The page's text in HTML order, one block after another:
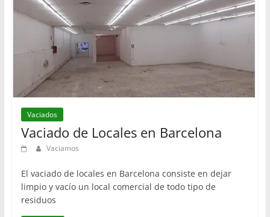
Vaciados
Vaciado de Locales en Barcelona
Vaciamos
El vaciado de locales en Barcelona consiste en dejar
limpio y vacío un local comercial de todo tipo de
residuos